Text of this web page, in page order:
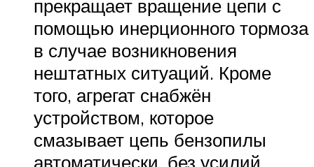
прекращает вращение цепи с
помощью инерционного тормоза
в случае возникновения
нештатных ситуаций. Кроме
того, агрегат снабжён
устройством, которое
смазывает цепь бензопилы
автоматически, без усилий